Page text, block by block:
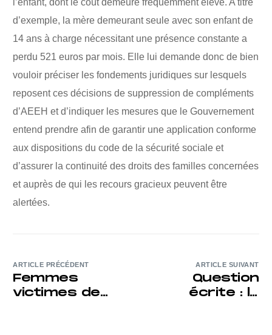
l’enfant, dont le coût demeure fréquemment élevé. A titre
d’exemple, la mère demeurant seule avec son enfant de
14 ans à charge nécessitant une présence constante a
perdu 521 euros par mois. Elle lui demande donc de bien
vouloir préciser les fondements juridiques sur lesquels
reposent ces décisions de suppression de compléments
d’AEEH et d’indiquer les mesures que le Gouvernement
entend prendre afin de garantir une application conforme
aux dispositions du code de la sécurité sociale et
d’assurer la continuité des droits des familles concernées
et auprès de qui les recours gracieux peuvent être
alertées.
ARTICLE PRÉCÉDENT
Femmes
victimes de
ARTICLE SUIVANT
Question
écrite : la